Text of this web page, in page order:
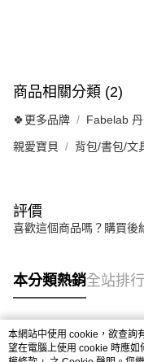
商品相關分類 (2)
🍀更多品牌 Fabelab
親愛寶貝 背包/書包/文
評價
喜歡這個商品嗎？購買後
本分類熱銷全站排行
熱門標籤
本網站中使用 cookie，欲查詢
望在電腦上使用 cookie 時應